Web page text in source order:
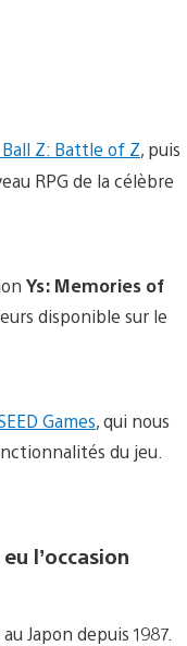
Z: Battle of Z, puis
RPG de la célèbre
Ys: Memories of
disponible sur le
Games, qui nous
du jeu.
l’occasion
Japon depuis 1987.